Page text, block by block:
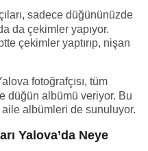
sadece düğününüzde
da çekimler yapıyor.
çekimler yaptırıp, nişan
fotoğrafçısı, tüm
düğün albümü veriyor. Bu
albümleri de sunuluyor.
Yalova’da Neye